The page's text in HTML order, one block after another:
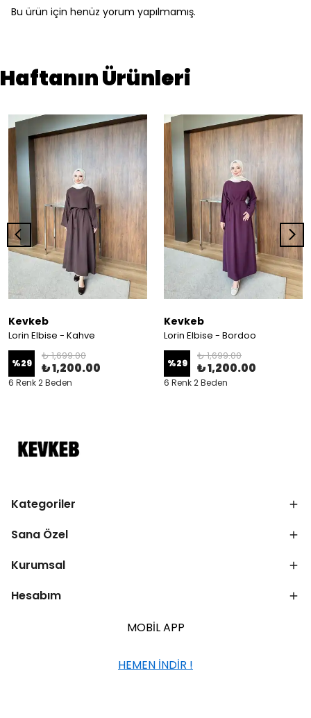
Bu ürün için henüz yorum yapılmamış.
Haftanın Ürünleri
Kevkeb
Lorin Elbise - Kahve
%29
₺ 1,699.00
₺ 1,200.00
6 Renk 2 Beden
Kevkeb
Lorin Elbise - Bordoo
%29
₺ 1,699.00
₺ 1,200.00
6 Renk 2 Beden
Kategoriler
Sana Özel
Kurumsal
Hesabım
MOBİL APP
HEMEN İNDİR !